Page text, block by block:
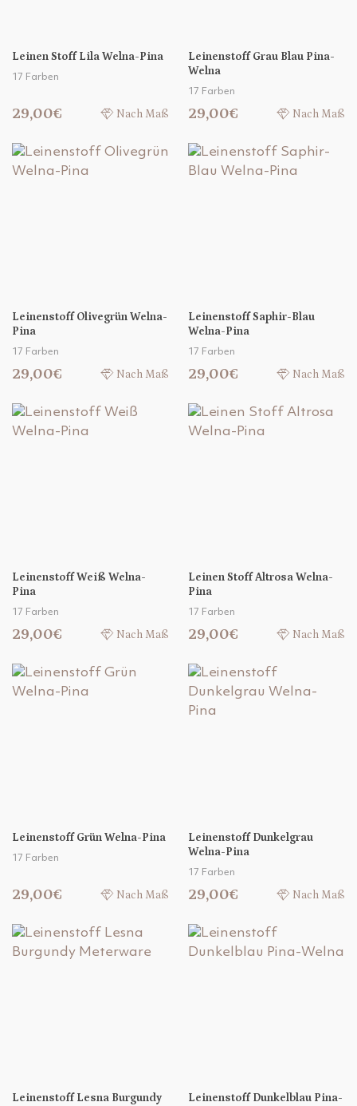
Leinen Stoff Lila Welna-Pina
17 Farben
29,00€ Nach Maß
Leinenstoff Grau Blau Pina-
Welna
17 Farben
29,00€ Nach Maß
Leinenstoff Olivegrün Welna-
Pina
17 Farben
29,00€ Nach Maß
Leinenstoff Saphir-Blau
Welna-Pina
17 Farben
29,00€ Nach Maß
Leinenstoff Weiß Welna-
Pina
17 Farben
29,00€ Nach Maß
Leinen Stoff Altrosa Welna-
Pina
17 Farben
29,00€ Nach Maß
Leinenstoff Grün Welna-Pina
17 Farben
29,00€ Nach Maß
Leinenstoff Dunkelgrau
Welna-Pina
17 Farben
29,00€ Nach Maß
Leinenstoff Lesna Burgundy Leinenstoff Dunkelblau Pina-